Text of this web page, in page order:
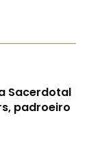
Sacerdotal
padroeiro